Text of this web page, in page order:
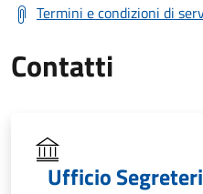
Termini e condizioni di
Contatti
Ufficio